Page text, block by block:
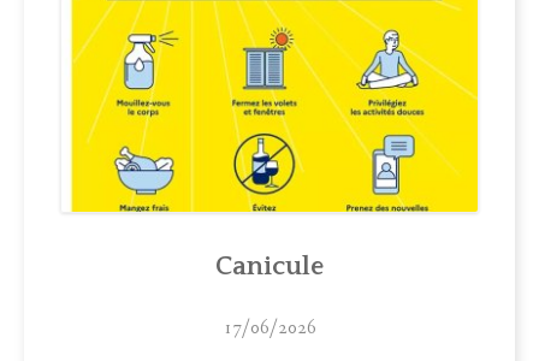
Canicule
17/06/2026